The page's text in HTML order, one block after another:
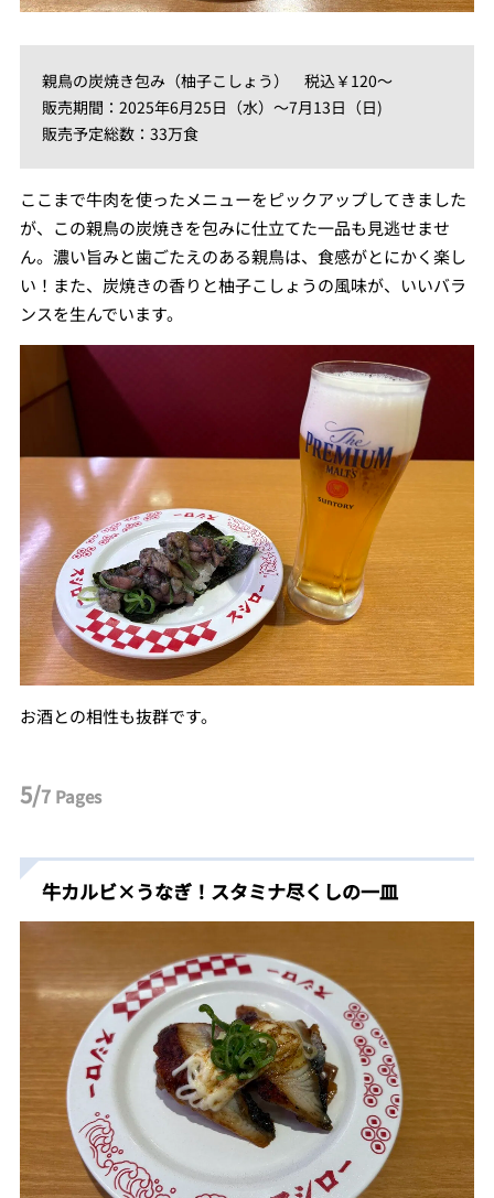
親鳥の炭焼き包み（柚子こしょう） 税込￥120～
販売期間：2025年6月25日（水）～7月13日（日)
販売予定総数：33万食
ここまで牛肉を使ったメニューをピックアップしてきました
が、この親鳥の炭焼きを包みに仕立てた一品も見逃せませ
ん。濃い旨みと歯ごたえのある親鳥は、食感がとにかく楽し
い！また、炭焼きの香りと柚子こしょうの風味が、いいバラ
ンスを生んでいます。
お酒との相性も抜群です。
5/7 Pages
牛カルビ×うなぎ！スタミナ尽くしの一皿